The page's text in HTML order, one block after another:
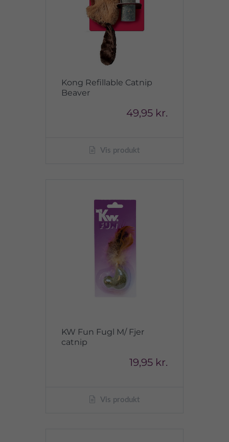
Kong Refillable Catnip
Beaver
49,95 kr.
Vis produkt
KW Fun Fugl M/ Fjer
catnip
19,95 kr.
Vis produkt